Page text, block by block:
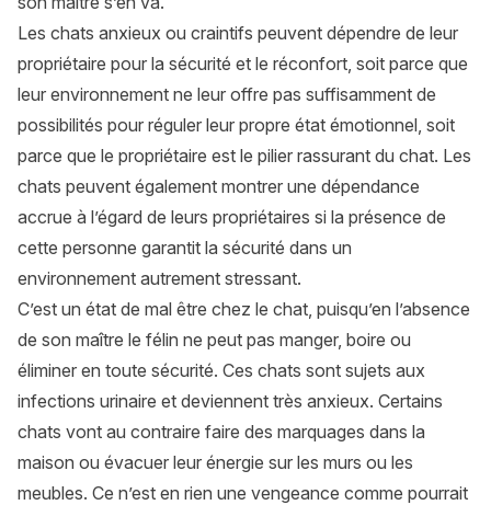
Les chats anxieux ou craintifs peuvent dépendre de leur
propriétaire pour la sécurité et le réconfort, soit parce que
leur environnement ne leur offre pas suffisamment de
possibilités pour réguler leur propre état émotionnel, soit
parce que le propriétaire est le pilier rassurant du chat. Les
chats peuvent également montrer une dépendance
accrue à l’égard de leurs propriétaires si la présence de
cette personne garantit la sécurité dans un
environnement autrement stressant.
C’est un état de mal être chez le chat, puisqu’en l’absence
de son maître le félin ne peut pas manger, boire ou
éliminer en toute sécurité. Ces chats sont sujets aux
infections urinaire et deviennent très anxieux. Certains
chats vont au contraire faire des marquages dans la
maison ou évacuer leur énergie sur les murs ou les
meubles. Ce n’est en rien une vengeance comme pourrait